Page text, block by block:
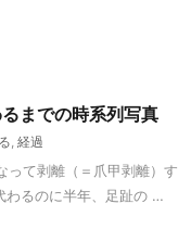
までの時系列写真
, 経過
て剥離（＝爪甲剥離）
わるのに半年、足趾の …